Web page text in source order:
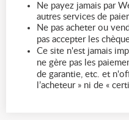
Ne payez jamais par
autres services de
Ne pas acheter ou
pas accepter les
Ce site n'est jamais
ne gère pas les
de garantie, etc. et
l’acheteur » ni de «